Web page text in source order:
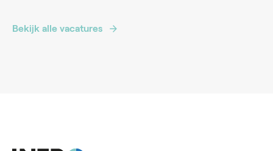
Bekijk alle vacatures